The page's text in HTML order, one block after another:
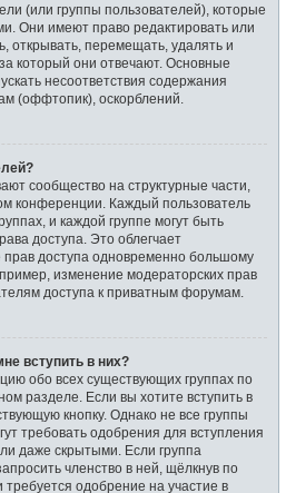
(или группы пользователей), которые
Они имеют право редактировать или
открывать, перемещать, удалять и
который они отвечают. Основные
несоответствия содержания
(оффтопик), оскорблений.
сообщество на структурные части,
конференции. Каждый пользователь
и каждой группе могут быть
доступа. Это облегчает
доступа одновременно большому
изменение модераторских прав
доступа к приватным форумам.
вступить в них?
обо всех существующих группах по
разделе. Если вы хотите вступить в
кнопку. Однако не все группы
требовать одобрения для вступления
даже скрытыми. Если группа
членство в ней, щёлкнув по
одобрение на участие в